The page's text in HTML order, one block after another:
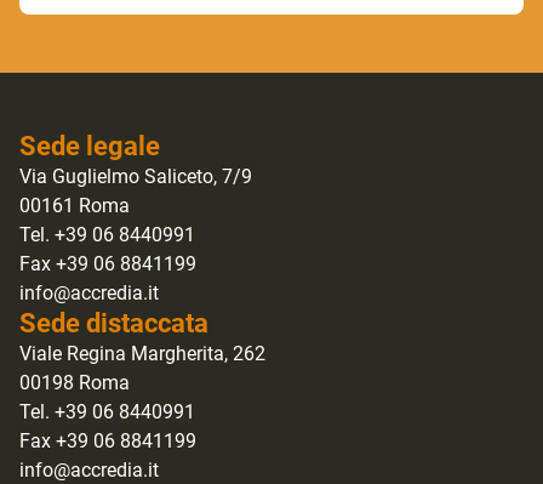
Sede legale
Via Guglielmo Saliceto, 7/9
00161 Roma
Tel. +39 06 8440991
Fax +39 06 8841199
info@accredia.it
Sede distaccata
Viale Regina Margherita, 262
00198 Roma
Tel. +39 06 8440991
Fax +39 06 8841199
info@accredia.it